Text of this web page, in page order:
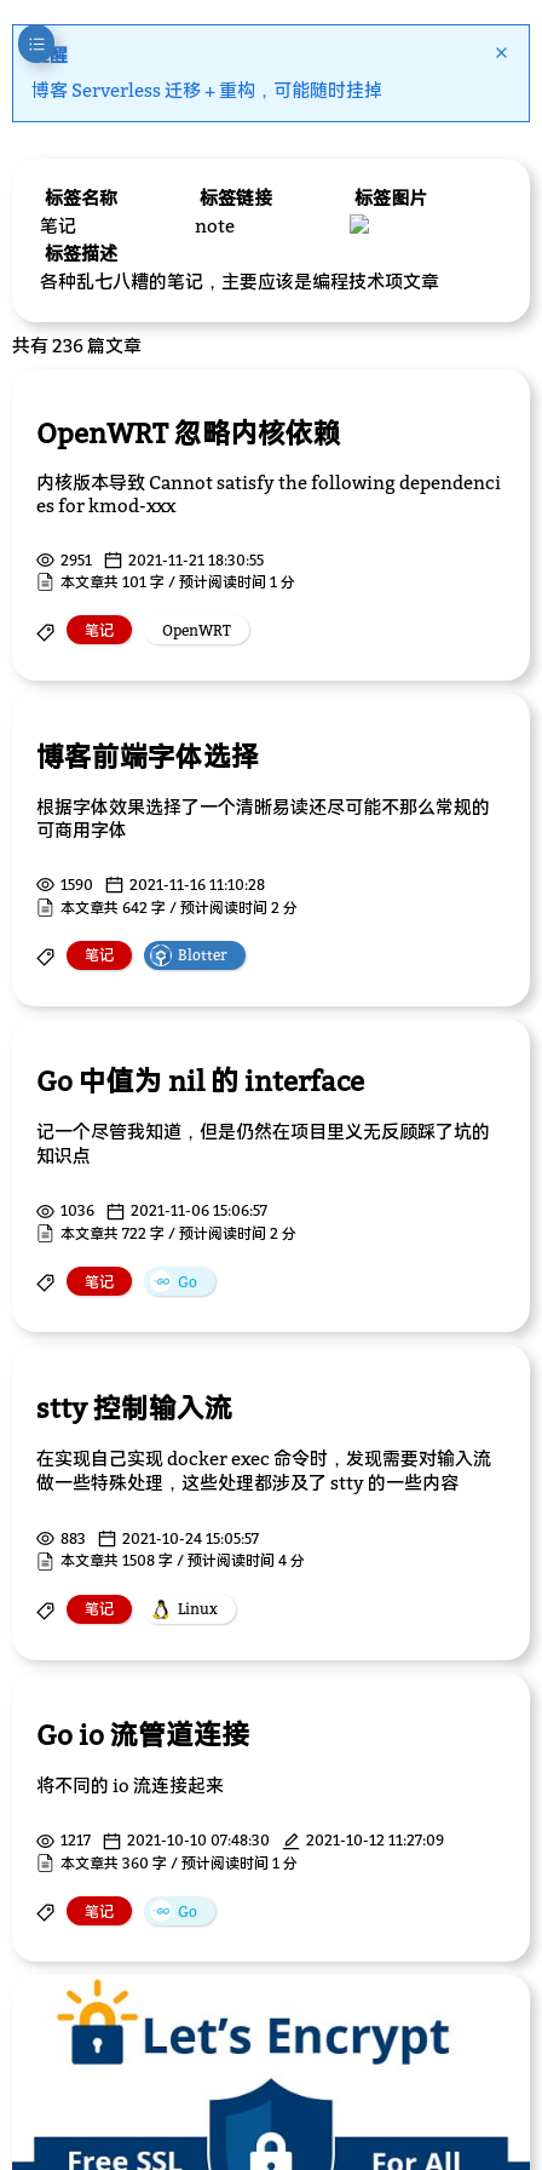
提醒
博客 Serverless 迁移 + 重构，可能随时挂掉
标签名称 标签链接
标签图片
笔记
note
标签描述
各种乱七八糟的笔记，主要应该是编程技术项文章
共有 236 篇文章
OpenWRT 忽略内核依赖
内核版本导致 Cannot satisfy the following dependenci
es for kmod-xxx
2951
2021-11-21 18:30:55
本文章共 101 字 / 预计阅读时间 1 分
笔记 OpenWRT
博客前端字体选择
根据字体效果选择了一个清晰易读还尽可能不那么常规的
可商用字体
1590
2021-11-16 11:10:28
本文章共 642 字 / 预计阅读时间 2 分
笔记 Blotter
Go 中值为 nil 的 interface
记一个尽管我知道，但是仍然在项目里义无反顾踩了坑的
知识点
1036
2021-11-06 15:06:57
本文章共 722 字 / 预计阅读时间 2 分
笔记 Go
stty 控制输入流
在实现自己实现 docker exec 命令时，发现需要对输入流
做一些特殊处理，这些处理都涉及了 stty 的一些内容
883
2021-10-24 15:05:57
本文章共 1508 字 / 预计阅读时间 4 分
笔记 Linux
Go io 流管道连接
将不同的 io 流连接起来
1217 2021-10-10 07:48:30
2021-10-12 11:27:09
本文章共 360 字 / 预计阅读时间 1 分
笔记 Go